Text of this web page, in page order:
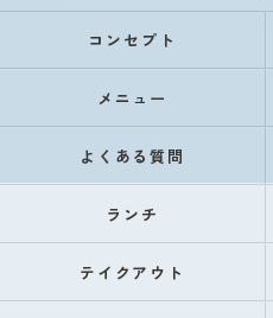
コンセプト
メニュー
よくある質問
ランチ
テイクアウト